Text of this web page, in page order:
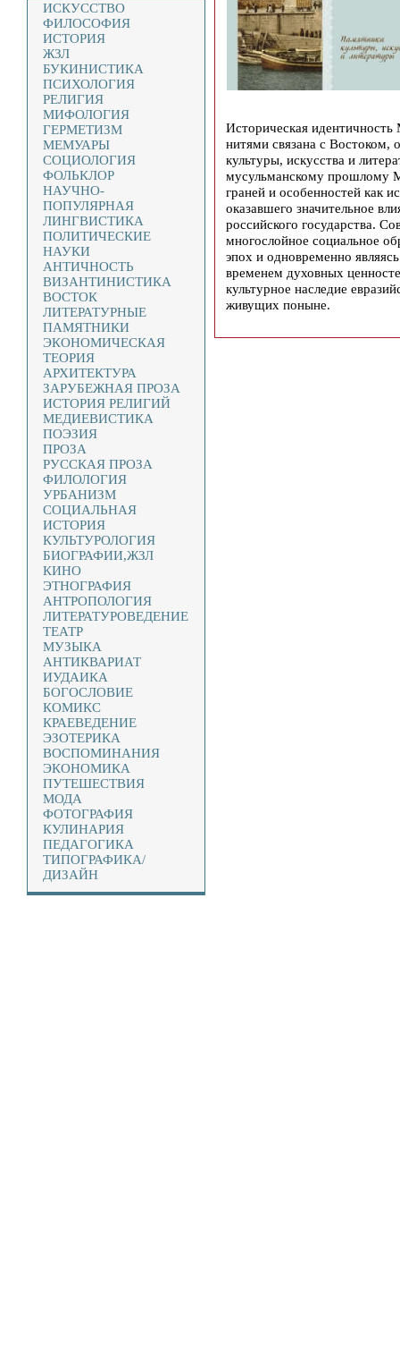
ИСКУССТВО
ФИЛОСОФИЯ
ИСТОРИЯ
ЖЗЛ
БУКИНИСТИКА
ПСИХОЛОГИЯ
РЕЛИГИЯ
МИФОЛОГИЯ
ГЕРМЕТИЗМ
МЕМУАРЫ
СОЦИОЛОГИЯ
ФОЛЬКЛОР
НАУЧНО-
ПОПУЛЯРНАЯ
ЛИНГВИСТИКА
ПОЛИТИЧЕСКИЕ
НАУКИ
АНТИЧНОСТЬ
ВИЗАНТИНИСТИКА
ВОСТОК
ЛИТЕРАТУРНЫЕ
ПАМЯТНИКИ
ЭКОНОМИЧЕСКАЯ
ТЕОРИЯ
АРХИТЕКТУРА
ЗАРУБЕЖНАЯ ПРОЗА
ИСТОРИЯ РЕЛИГИЙ
МЕДИЕВИСТИКА
ПОЭЗИЯ
ПРОЗА
РУССКАЯ ПРОЗА
ФИЛОЛОГИЯ
УРБАНИЗМ
СОЦИАЛЬНАЯ
ИСТОРИЯ
КУЛЬТУРОЛОГИЯ
БИОГРАФИИ,ЖЗЛ
КИНО
ЭТНОГРАФИЯ
АНТРОПОЛОГИЯ
ЛИТЕРАТУРОВЕДЕНИЕ
ТЕАТР
МУЗЫКА
АНТИКВАРИАТ
ИУДАИКА
БОГОСЛОВИЕ
КОМИКС
КРАЕВЕДЕНИЕ
ЭЗОТЕРИКА
ВОСПОМИНАНИЯ
ЭКОНОМИКА
ПУТЕШЕСТВИЯ
МОДА
ФОТОГРАФИЯ
КУЛИНАРИЯ
ПЕДАГОГИКА
ТИПОГРАФИКА/
ДИЗАЙН
Историческая
нитями связана с Востоком,
культуры, искусства и
мусульманскому прошлому
граней и особенностей как
оказавшего значительное
российского государства.
многослойное социальное
эпох и одновременно
временем духовных
культурное наследие
живущих поныне.